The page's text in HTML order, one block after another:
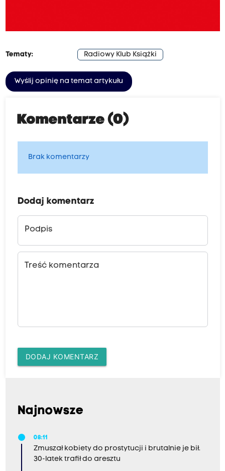
Tematy: Radiowy Klub Książki
Wyślij opinię na temat artykułu
Komentarze (0)
Brak komentarzy
Dodaj komentarz
Podpis
Treść komentarza
DODAJ KOMENTARZ
Najnowsze
08:11
Zmuszał kobiety do prostytucji i brutalnie je bił.
30-latek trafił do aresztu